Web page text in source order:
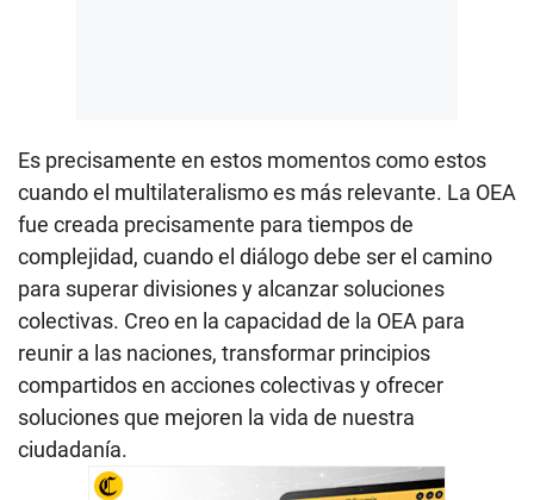
Es precisamente en estos momentos como estos
cuando el multilateralismo es más relevante. La OEA
fue creada precisamente para tiempos de
complejidad, cuando el diálogo debe ser el camino
para superar divisiones y alcanzar soluciones
colectivas. Creo en la capacidad de la OEA para
reunir a las naciones, transformar principios
compartidos en acciones colectivas y ofrecer
soluciones que mejoren la vida de nuestra
ciudadanía.